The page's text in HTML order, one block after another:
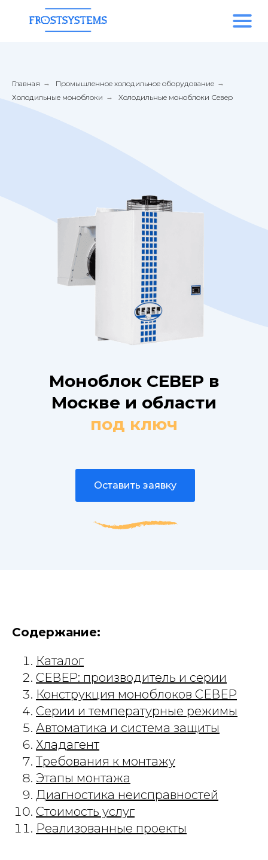
Главная → Промышленное холодильное оборудование →
Холодильные моноблоки → Холодильные моноблоки Север
Моноблок СЕВЕР в
Москве и области
под ключ
Оставить заявку
Содержание:
Каталог
СЕВЕР: производитель и серии
Конструкция моноблоков СЕВЕР
Серии и температурные режимы
Автоматика и система защиты
Хладагент
Требования к монтажу
Этапы монтажа
Диагностика неисправностей
Стоимость услуг
Реализованные проекты